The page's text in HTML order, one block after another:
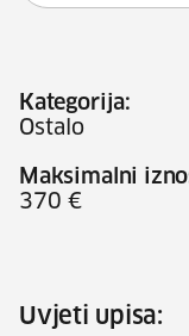
Kategorija:
Ostalo
Maksimalni
370 €
Uvjeti upisa: